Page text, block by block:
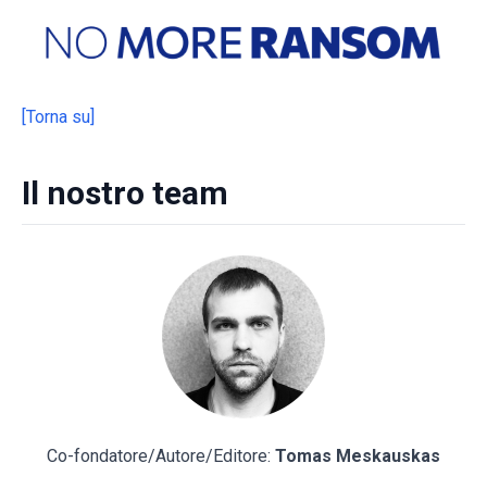
[Torna su]
Il nostro team
Co-fondatore/Autore/Editore: Tomas Meskauskas